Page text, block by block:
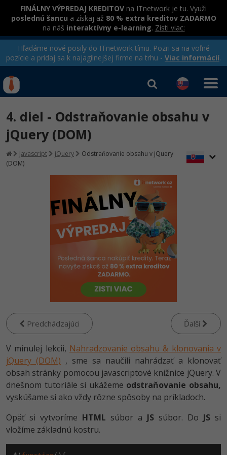
FINÁLNY VÝPREDAJ KREDITOV na ITnetwork je tu. Využi
poslednú šancu a získaj až 80 % extra kreditov ZADARMO
na náš interaktívny e-learning. Zisti viac:
Hľadáme nové posily do ITnetwork tímu. Pozri sa na voľné
pozície a pridaj sa k najagilnejšej firme na trhu - Viac informácií.
hradené úradom práce
Kurzy programovania
C# .NET -80%
Python -80%
JavaScript -80%
C++
Swift -80%
Kotlin -80%
Céčko
SQL
Prihlásiť sa Registrovať
4. diel - Odstraňovanie obsahu v
jQuery (DOM)
Javascript jQuery
Odstraňovanie obsahu v jQuery
(DOM)
Predchádzajúci Ďalší
V minulej lekcii, Nahradzovanie obsahu & klonovania v
jQuery (DOM) , sme sa naučili nahrádzať a klonovať
obsah stránky pomocou javascriptové knižnice jQuery. V
dnešnom tutoriále si ukážeme odstraňovanie obsahu,
vyskúšame si ako vždy rôzne spôsoby na príkladoch.
Opäť si vytvoríme HTML súbor a JS súbor. Do JS si
vložíme základnú kostru.